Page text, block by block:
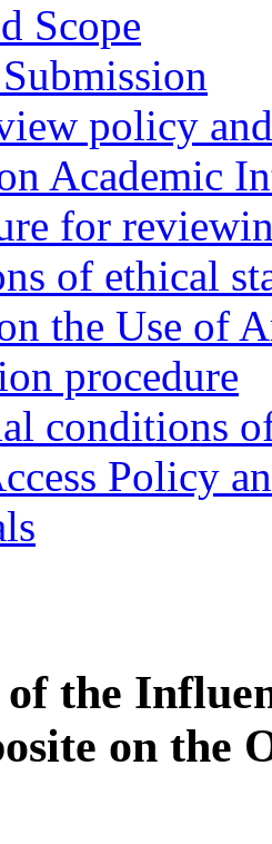
Scope
policy
Academic
for
of ethical
the Use of
procedure
conditions
Policy
the
on the